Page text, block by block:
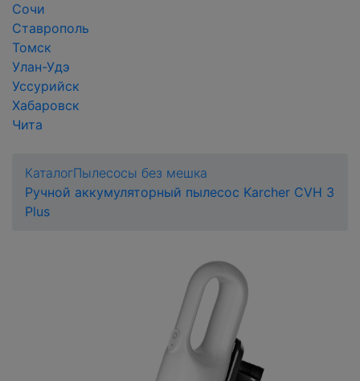
Сочи
Ставрополь
Томск
Улан-Удэ
Уссурийск
Хабаровск
Чита
КаталогПылесосы без мешка
Ручной аккумуляторный пылесос Karcher CVH 3
Plus